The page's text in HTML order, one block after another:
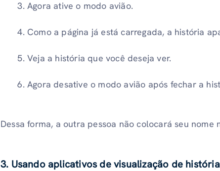
Agora ative o modo avião.
Como a página já está carregada, a história
Veja a história que você deseja ver.
Agora desative o modo avião após fechar a
Dessa forma, a outra pessoa não colocará seu nome
3. Usando aplicativos de visualização de